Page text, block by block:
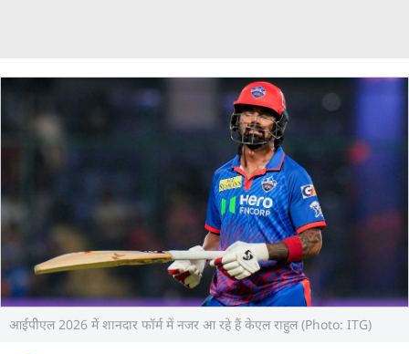
आईपीेएल 2026 में शानदार फॉर्म में नजर आ रहे हैं केएल राहुल (Photo: ITG)